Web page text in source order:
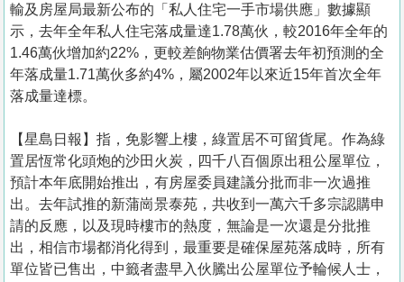
輸及房屋局最新公布的「私人住宅一手市場供應」數據顯
示，去年全年私人住宅落成量達1.78萬伙，較2016年全年的
1.46萬伙增加約22%，更較差餉物業估價署去年初預測的全
年落成量1.71萬伙多約4%，屬2002年以來近15年首次全年
落成量達標。
【星島日報】指，免影響上樓，綠置居不可留貨尾。作為綠
置居恆常化頭炮的沙田火炭，四千八百個原出租公屋單位，
預計本年底開始推出，有房屋委員建議分批而非一次過推
出。去年試推的新蒲崗景泰苑，共收到一萬六千多宗認購申
請的反應，以及現時樓市的熱度，無論是一次還是分批推
出，相信市場都消化得到，最重要是確保屋苑落成時，所有
單位皆已售出，中籤者盡早入伙騰出公屋單位予輪候人士，